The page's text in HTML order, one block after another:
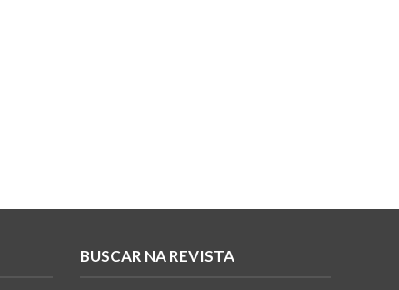
BUSCAR NA REVISTA